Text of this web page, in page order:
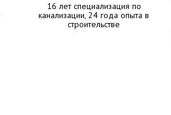
16 лет специализация по
канализации, 24 года опыта в
строительстве